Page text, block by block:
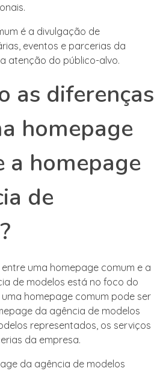
é a divulgação de
eventos e parcerias da
atenção do público-alvo.
as diferenças
homepage
a homepage
de
uma homepage comum e a
de modelos está no foco do
homepage comum pode ser
da agência de modelos
representados, os serviços
da empresa.
da agência de modelos